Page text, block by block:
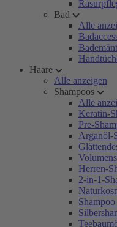
Bad
Alle
Haare
Alle anzeigen
Shampoos
Alle
Keratin-
Pre-
Arganöl-
Herren-
2-in-1-